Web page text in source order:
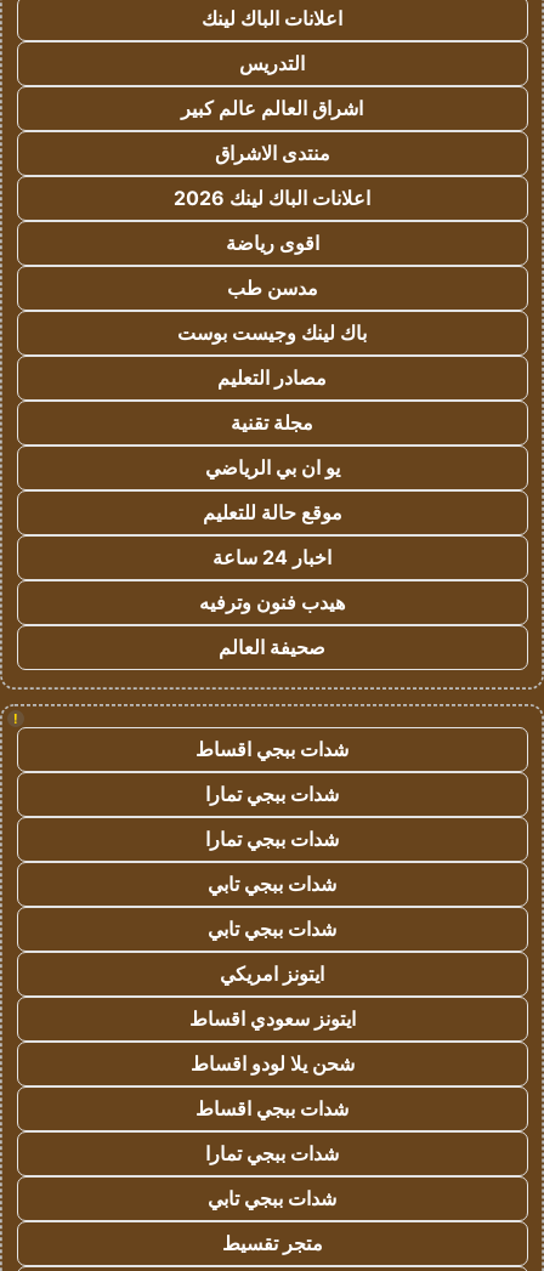
اعلانات الباك لينك
التدريس
اشراق العالم عالم كبير
منتدى الاشراق
اعلانات الباك لينك 2026
اقوى رياضة
مدسن طب
باك لينك وجيست بوست
مصادر التعليم
مجلة تقنية
يو ان بي الرياضي
موقع حالة للتعليم
اخبار 24 ساعة
هيدب فنون وترفيه
صحيفة العالم
!
شدات ببجي اقساط
شدات ببجي تمارا
شدات ببجي تمارا
شدات ببجي تابي
شدات ببجي تابي
ايتونز امريكي
ايتونز سعودي اقساط
شحن يلا لودو اقساط
شدات ببجي اقساط
شدات ببجي تمارا
شدات ببجي تابي
متجر تقسيط